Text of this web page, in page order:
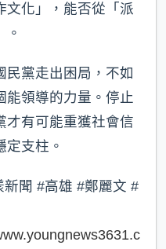
文化」，能否從「派
。
民黨走出困局，不如
能領導的力量。停止
有可能重獲社會信
支柱。
新聞 #高雄 #鄭麗文 #